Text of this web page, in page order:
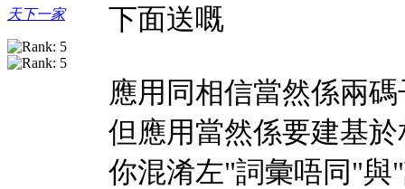
天下一家 下面送嘅
應用同相信當然係兩
但應用當然係要建基
你混淆左"詞彙唔同"與